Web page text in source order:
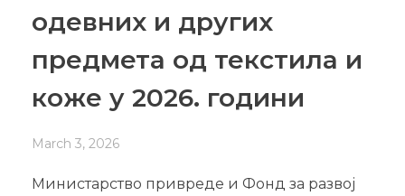
одевних и других
предмета од текстила и
коже у 2026. години
March 3, 2026
Министарство привреде и Фонд за развој